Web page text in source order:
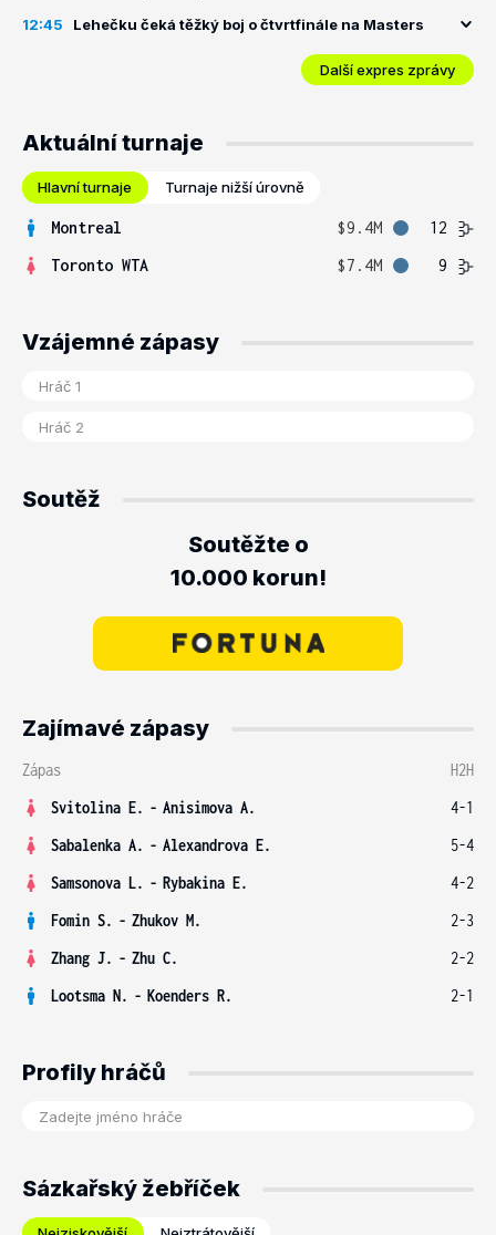
12:45 Lehečku čeká těžký boj o čtvrtfinále na Masters
Další expres zprávy
Aktuální turnaje
Hlavní turnaje Turnaje nižší úrovně
Montreal $9.4M
12
Toronto WTA
$7.4M 9
Vzájemné zápasy
Soutěž
Soutěžte o
10.000 korun!
Zajímavé zápasy
Zápas
H2H
Svitolina E. - Anisimova A.
4-1
Sabalenka A. - Alexandrova E.
5-4
Samsonova L. - Rybakina E.
4-2
Fomin S. - Zhukov M.
2-3
Zhang J. - Zhu C.
2-2
Lootsma N. - Koenders R. 2-1
Profily hráčů
Sázkařský žebříček